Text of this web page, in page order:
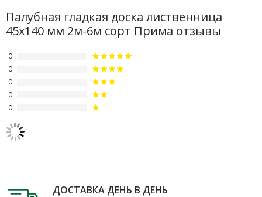
Палубная гладкая доска лиственница
45х140 мм 2м-6м сорт Прима отзывы
0
0
0
0
0
ДОСТАВКА ДЕНЬ В ДЕНЬ